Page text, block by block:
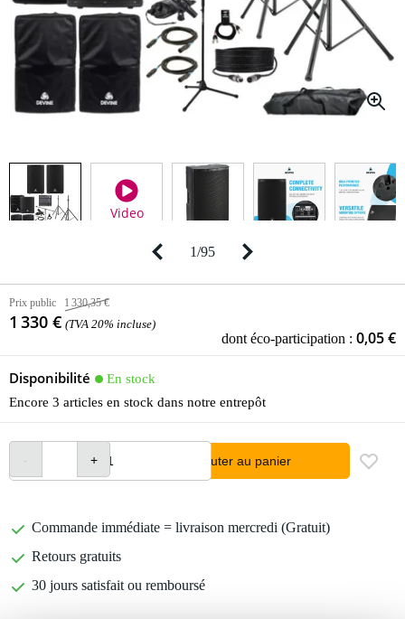
Video
1/95
Prix public 1 330,35 €
1 330 € (TVA 20% incluse)
dont éco-participation : 0,05 €
Disponibilité
En stock
Encore 3 articles en stock dans notre entrepôt
Ajouter au panier
Commande immédiate = livraison mercredi (Gratuit)
Retours gratuits
30 jours satisfait ou remboursé